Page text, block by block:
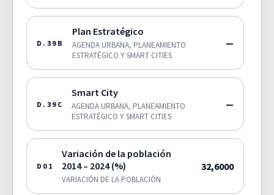
D.39B
Plan Estratégico
AGENDA URBANA, PLANEAMIENTO
ESTRATÉGICO Y SMART CITIES
—
D.39C
Smart City
AGENDA URBANA, PLANEAMIENTO
ESTRATÉGICO Y SMART CITIES
—
D01
Variación de la población
2014 – 2024 (%)
VARIACIÓN DE LA POBLACIÓN
32,6000